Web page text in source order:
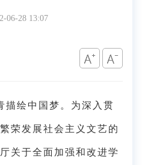
06-28 13:07
描绘中国梦。为深入贯
荣发展社会主义文艺的
关于全面加强和改进学